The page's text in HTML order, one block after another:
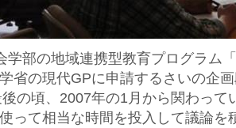
学部の地域連携型教育プログラム
省の現代GPに申請するさいの企
の頃、2007年の1月から関わって
って相当な時間を投入して議論を